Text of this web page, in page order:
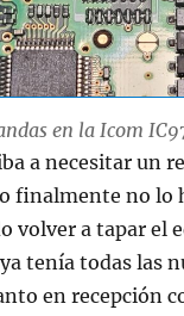
en la Icom
a necesitar un
finalmente no lo
volver a tapar el
tenía todas las
en recepción